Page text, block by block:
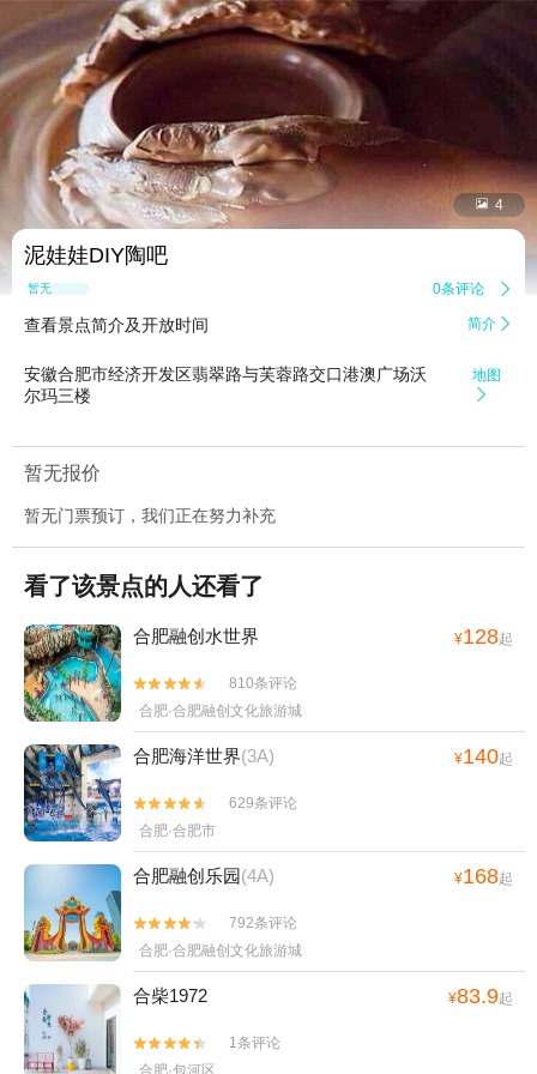
 4
泥娃娃DIY陶吧
暂无点评 0条评论 
查看景点简介及开放时间 简介 
安徽合肥市经济开发区翡翠路与芙蓉路交口港澳广场沃
尔玛三楼
地图

暂无报价
暂无门票预订，我们正在努力补充
看了该景点的人还看了
合肥融创水世界 ¥128起


810条评论
合肥·合肥融创文化旅游城
合肥海洋世界(3A) ¥140起


629条评论
合肥·合肥市
合肥融创乐园(4A) ¥168起


792条评论
合肥·合肥融创文化旅游城
合柴1972 ¥83.9起


1条评论
